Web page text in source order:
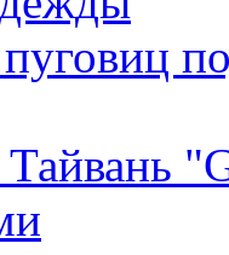
пуговиц
Тайвань